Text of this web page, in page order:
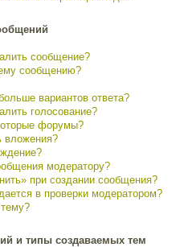
сообщение?
сообщению?
вариантов ответа?
голосование?
форумы?
вложения?
модератору?
при создании сообщения?
в проверки модератором?
и типы создаваемых тем